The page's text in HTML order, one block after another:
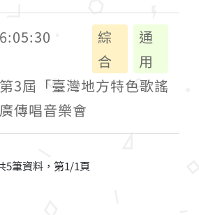
綜
合
通
用
3屆「臺灣地方特色歌謠
傳唱音樂會
5筆資料，第1/1頁